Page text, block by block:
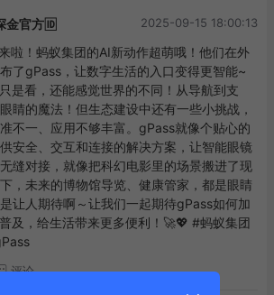
金官方🆔 2025-09-15 18:00:13
啦！蚂蚁集团的AI新动作超萌哦！他们在外
了gPass，让数字生活的入口变得更智能~
是看，还能感觉世界的不同！从导航到支
睛的魔法！但生态建设中还有一些小挑战，
不一、应用不够丰富。gPass就像个贴心的
安全、交互和连接的解决方案，让智能眼镜
缝对接，就像把科幻电影里的场景搬进了现
，未来的博物馆导览、健康管家，都是眼睛
让人期待啊～让我们一起期待gPass如何加
及，给生活带来更多便利！🚀💖 #蚂蚁集团
评论